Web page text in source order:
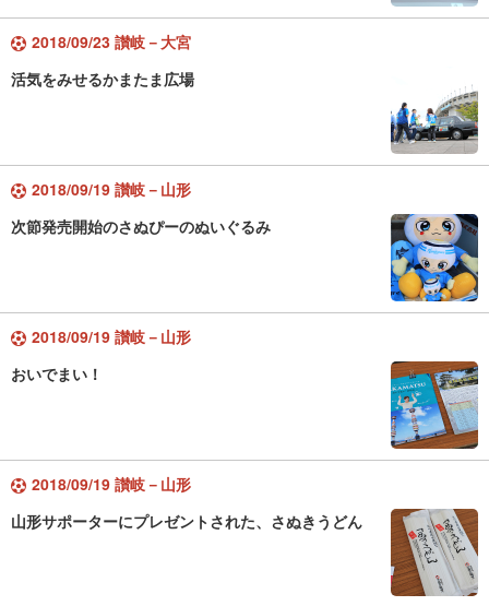
2018/09/23 讃岐－大宮
活気をみせるかまたま広場
2018/09/19 讃岐－山形
次節発売開始のさぬぴーのぬいぐるみ
2018/09/19 讃岐－山形
おいでまい！
2018/09/19 讃岐－山形
山形サポーターにプレゼントされた、さぬきうどん